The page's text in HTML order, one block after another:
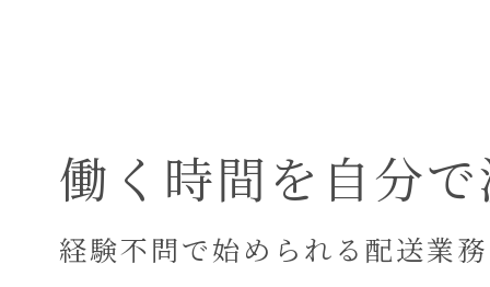
働く時間を自分
経験不問で始められる配送業務